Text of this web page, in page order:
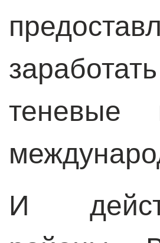
теневые
И